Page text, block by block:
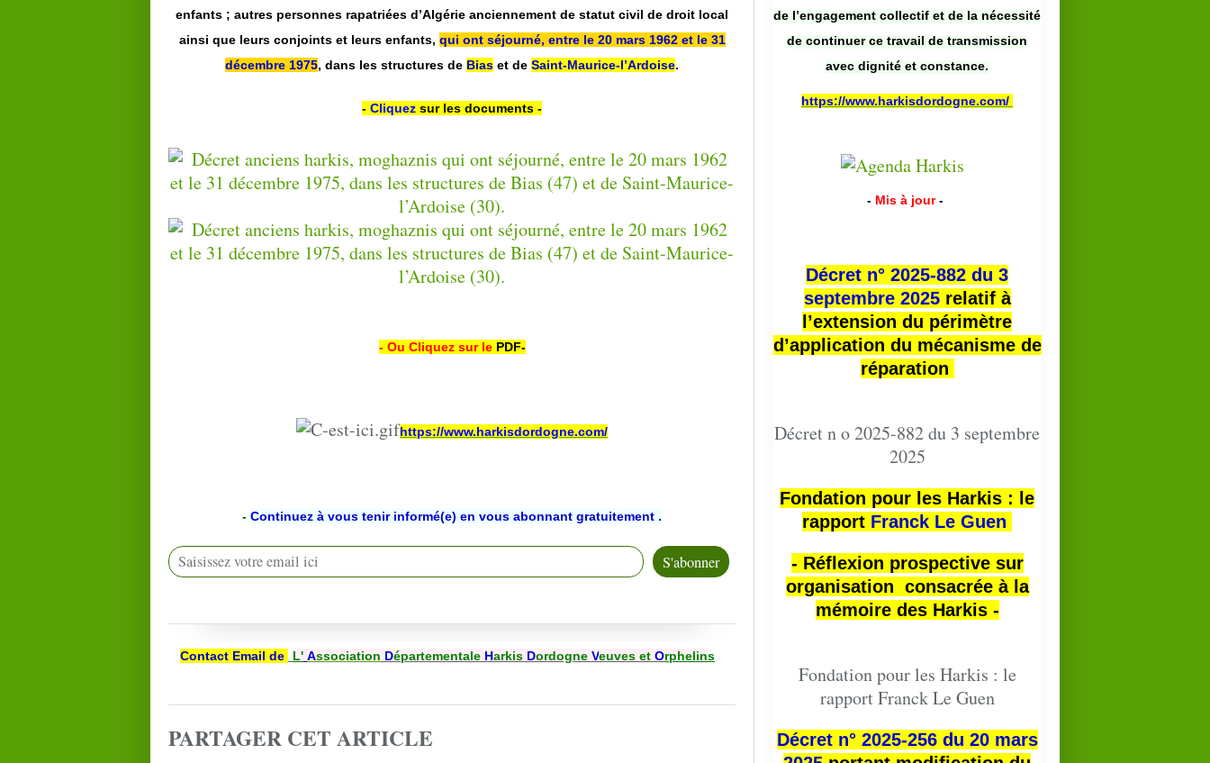
enfants ; autres personnes rapatriées d’Algérie anciennement de statut civil de droit local
ainsi que leurs conjoints et leurs enfants, qui ont séjourné, entre le 20 mars 1962 et le 31
décembre 1975, dans les structures de Bias et de Saint-Maurice-l’Ardoise.
- Cliquez sur les documents -
- Ou Cliquez sur lePDF-
https://www.harkisdordogne.com/
- Continuez à vous tenir informé(e) en vous abonnant gratuitement .
Contact Email de L' Association Départementale Harkis Dordogne Veuves et Orphelins
PARTAGER CET ARTICLE
de l’engagement collectif et de la nécessité
de continuer ce travail de transmission
avec dignité et constance.
https://www.harkisdordogne.com/
- Mis à jour -
Décret n° 2025-882 du 3
septembre 2025relatif à
l’extension du périmètre
d’application du mécanisme de
réparation
Décret n o 2025-882 du 3 septembre
2025
Fondation pour les Harkis : le
rapport Franck Le Guen
- Réflexion prospective sur
organisation consacrée à la
mémoire des Harkis -
Fondation pour les Harkis : le
rapport Franck Le Guen
Décret n° 2025-256 du 20 mars